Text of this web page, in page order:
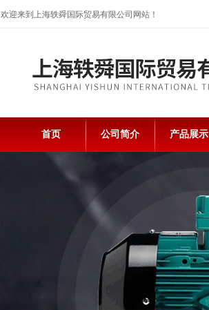
欢迎来到上海轶舜国际贸易有限公司网站！
首页 公司简介 产品展示